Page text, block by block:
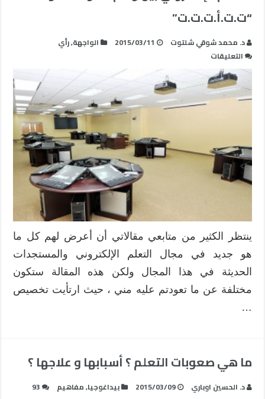
“ت.ت.أ.ت.ت.ت”
د. محمد شوقي شلتوت 2015/03/11 الواجهة,رأي
التعليقات
الإلكتروني
بين
وهم
و
“ت.ت.أ.ت.ت.ت”
ينتظر الكثير من متابعي مقالاتي أن أعرض لهم كل ما
هو جديد في مجال التعلم الإلكتروني والمستجدات
الحديثة في هذا المجال ولكن هذه المقالة ستكون
مختلفة عن ما تعودتم عليه مني ، حيث ارتأيت تخصيص
…
ما هي صعوبات التعلم ؟ أسبابها و علاجها ؟
د. الحسين اوباري 2015/03/09 بيداغوجيا,مفاهيم 93